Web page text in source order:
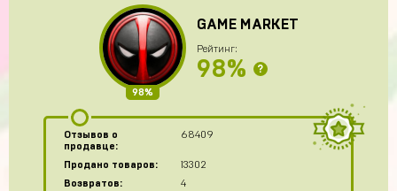
98%
GAME MARKET
Рейтинг:
98% ?
Отзывов о
продавце:
68409
Продано товаров:
13302
Возвратов:
4